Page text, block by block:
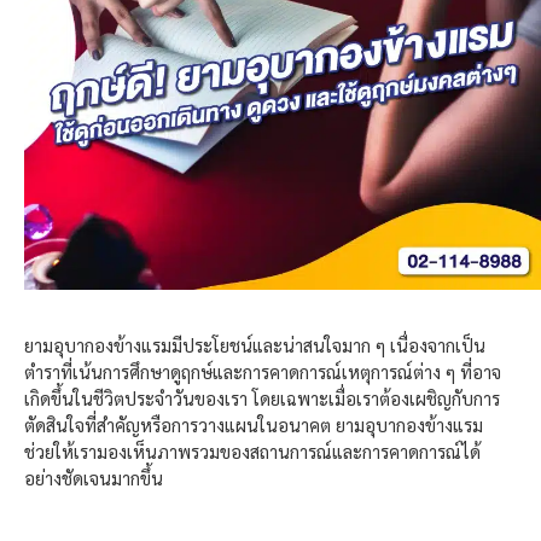
ยามอุบากองข้างแรมมีประโยชน์และน่าสนใจมาก ๆ เนื่องจากเป็น
ตำราที่เน้นการศึกษาดูฤกษ์และการคาดการณ์เหตุการณ์ต่าง ๆ ที่อาจ
เกิดขึ้นในชีวิตประจำวันของเรา โดยเฉพาะเมื่อเราต้องเผชิญกับการ
ตัดสินใจที่สำคัญหรือการวางแผนในอนาคต ยามอุบากองข้างแรม
ช่วยให้เรามองเห็นภาพรวมของสถานการณ์และการคาดการณ์ได้
อย่างชัดเจนมากขึ้น